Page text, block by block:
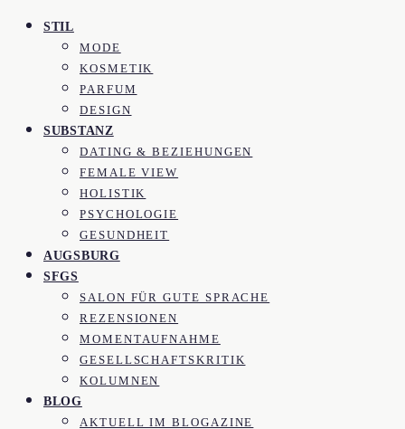
STIL
MODE
KOSMETIK
PARFUM
DESIGN
SUBSTANZ
DATING & BEZIEHUNGEN
FEMALE VIEW
HOLISTIK
PSYCHOLOGIE
GESUNDHEIT
AUGSBURG
SFGS
SALON FÜR GUTE SPRACHE
REZENSIONEN
MOMENTAUFNAHME
GESELLSCHAFTSKRITIK
KOLUMNEN
BLOG
AKTUELL IM BLOGAZINE